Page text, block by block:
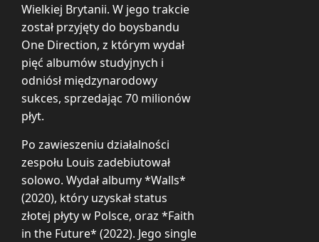
Wielkiej Brytanii. W jego trakcie
został przyjęty do boysbandu
One Direction, z którym wydał
pięć albumów studyjnych i
odniósł międzynarodowy
sukces, sprzedając 70 milionów
płyt.
Po zawieszeniu działalności
zespołu Louis zadebiutował
solowo. Wydał albumy *Walls*
(2020), który uzyskał status
złotej płyty w Polsce, oraz *Faith
in the Future* (2022). Jego single